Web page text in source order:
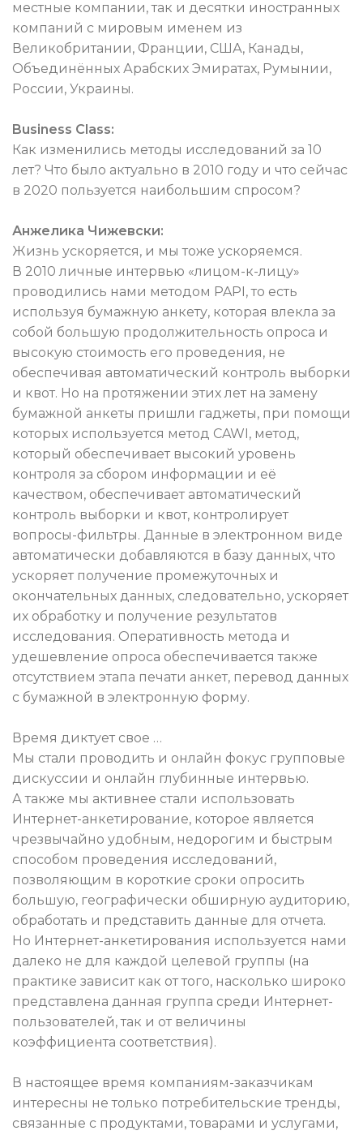
местные компании, так и десятки иностранных
компаний с мировым именем из
Великобритании, Франции, США, Канады,
Объединённых Арабских Эмиратах, Румынии,
России, Украины.
Business Class:
Как изменились методы исследований за 10
лет? Что было актуально в 2010 году и что сейчас
в 2020 пользуется наибольшим спросом?
Анжелика Чижевски:
Жизнь ускоряется, и мы тоже ускоряемся.
В 2010 личные интервью «лицом-к-лицу»
проводились нами методом PAPI, то есть
используя бумажную анкету, которая влекла за
собой большую продолжительность опроса и
высокую стоимость его проведения, не
обеспечивая автоматический контроль выборки
и квот. Но на протяжении этих лет на замену
бумажной анкеты пришли гаджеты, при помощи
которых используется метод СAWI, метод,
который обеспечивает высокий уровень
контроля за сбором информации и её
качеством, обеспечивает автоматический
контроль выборки и квот, контролирует
вопросы-фильтры. Данные в электронном виде
автоматически добавляются в базу данных, что
ускоряет получение промежуточных и
окончательных данных, следовательно, ускоряет
их обработку и получение результатов
исследования. Оперативность метода и
удешевление опроса обеспечивается также
отсутствием этапа печати анкет, перевод данных
с бумажной в электронную форму.
Время диктует свое …
Мы стали проводить и онлайн фокус групповые
дискуссии и онлайн глубинные интервью.
А также мы активнее стали использовать
Интернет-анкетирование, которое является
чрезвычайно удобным, недорогим и быстрым
способом проведения исследований,
позволяющим в короткие сроки опросить
большую, географически обширную аудиторию,
обработать и представить данные для отчета.
Но Интернет-анкетирования используется нами
далеко не для каждой целевой группы (на
практике зависит как от того, насколько широко
представлена данная группа среди Интернет-
пользователей, так и от величины
коэффициента соответствия).
В настоящее время компаниям-заказчикам
интересны не только потребительские тренды,
связанные с продуктами, товарами и услугами,